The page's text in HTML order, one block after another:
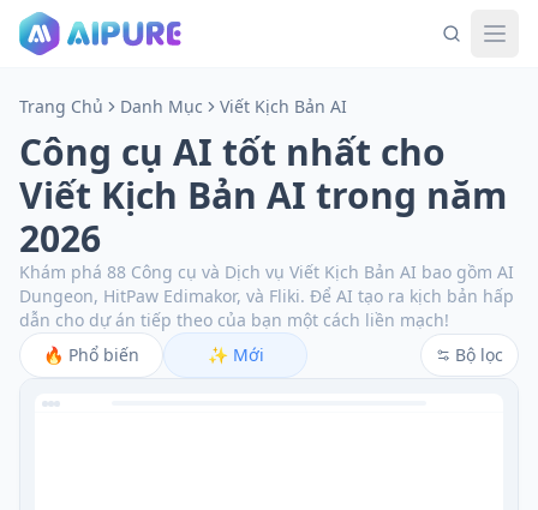
Trang Chủ Danh Mục Viết Kịch Bản AI
Công cụ AI tốt nhất cho
Viết Kịch Bản AI trong năm
2026
Khám phá 88 Công cụ và Dịch vụ Viết Kịch Bản AI bao gồm AI
Dungeon, HitPaw Edimakor, và Fliki. Để AI tạo ra kịch bản hấp
dẫn cho dự án tiếp theo của bạn một cách liền mạch!
🔥 Phổ biến ✨ Mới Bộ lọc